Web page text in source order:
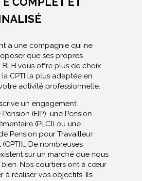
à une compagnie qui ne
que ses propres
vous offre plus de choix
CPTI la plus adaptée en
activité professionnelle.
un engagement
(EIP), une Pension
(PLCI) ou une
Pension pour Travailleur
De nombreuses
sur un marché que nous
bien. Nos courtiers ont à cœur
à réaliser vos objectifs. Ils